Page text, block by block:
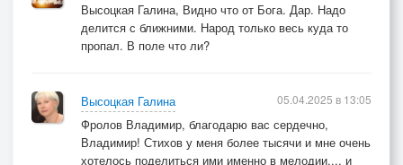
© Copyright: Галина Алексеевна Высоцкая, 2019
Свидетельство о публикации №119050400855
Высоцкая Галина, Видно что от Бога. Дар. Надо
делится с ближними. Народ только весь куда то
пропал. В поле что ли?
Высоцкая Галина
Фролов Владимир, благодарю вас сердечно,
Владимир! Стихов у меня более тысячи и мне очень
хотелось поделиться ими именно в мелодии..., и
05.04.2025 в 13:05